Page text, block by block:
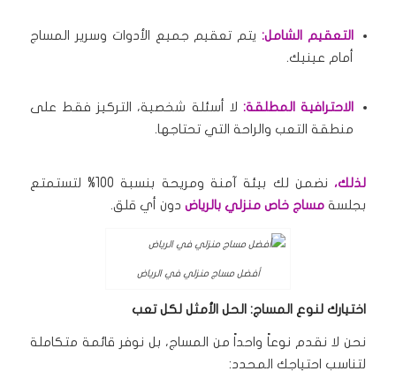
التعقيم الشامل:يتم تعقيم جميع الأدوات وسرير المساج
أمام عينيك.
الاحترافية المطلقة:لا أسئلة شخصية، التركيز فقط على
منطقة التعب والراحة التي تحتاجها.
لذلك،
نضمن لك بيئة آمنة ومريحة بنسبة 100% لتستمتع
بجلسة مساج خاص منزلي بالرياضدون أي قلق.
أفضل مساج منزلي في الرياض
اختيارك لنوع المساج: الحل الأمثل لكل تعب
نحن لا نقدم نوعاً واحداً من المساج، بل نوفر قائمة متكاملة
لتناسب احتياجك المحدد: